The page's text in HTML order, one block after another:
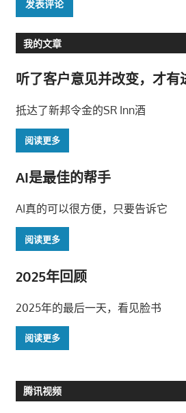
我的文章
听了客户意见并改变，才有
抵达了新邦令金的SR Inn酒
阅读更多
AI是最佳的帮手
AI真的可以很方便，只要告诉它
阅读更多
2025年回顾
2025年的最后一天，看见脸书
阅读更多
腾讯视频